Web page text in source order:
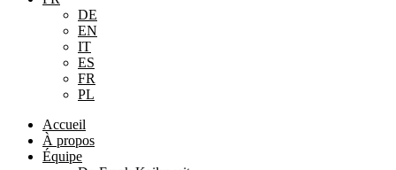
DE
EN
IT
ES
FR
PL
Accueil
À propos
Équipe